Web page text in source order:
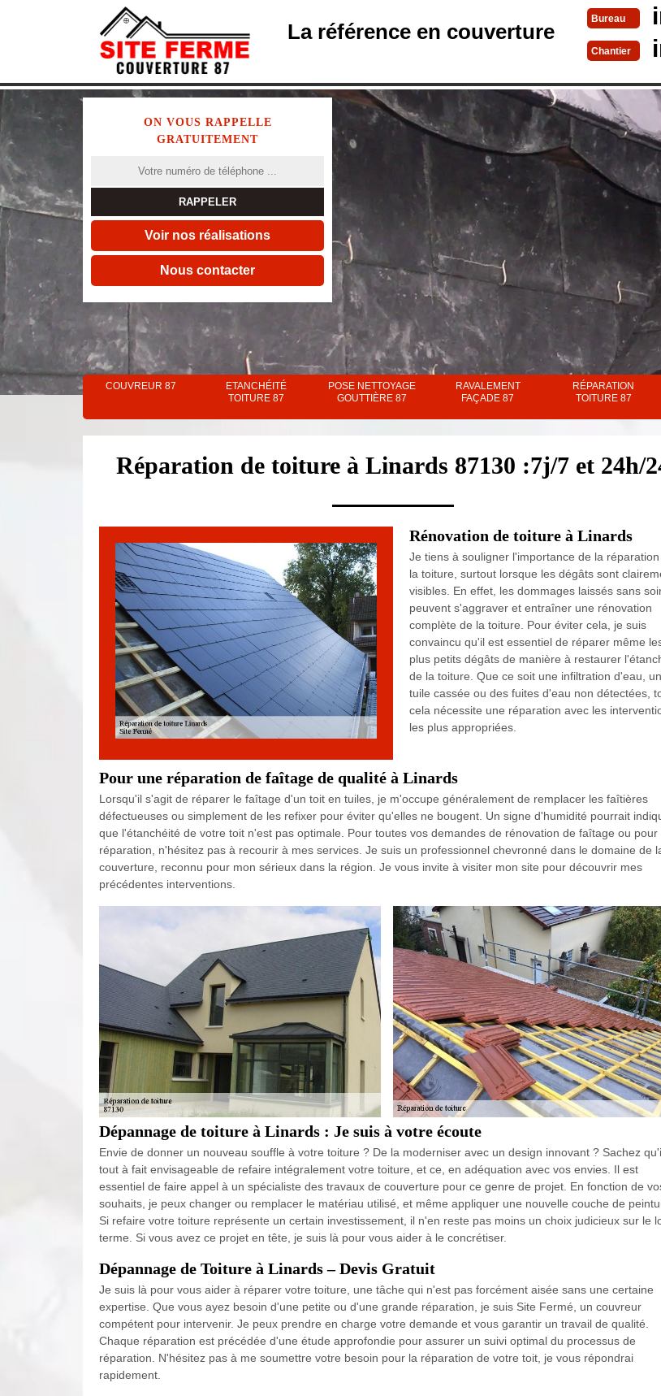
La référence en couverture
Bureau
Chantier
ON VOUS RAPPELLE
GRATUITEMENT
Voir nos réalisations
Nous contacter
COUVREUR 87
ETANCHÉITÉ
TOITURE 87
POSE NETTOYAGE
GOUTTIÈRE 87
RAVALEMENT
FAÇADE 87
RÉPARATION
TOITURE 87
Réparation de toiture à Linards 87130 :7j/7 et 24h/
Rénovation de toiture à Linards
Je tiens à souligner l'importance de la réparation
la toiture, surtout lorsque les dégâts sont
visibles. En effet, les dommages laissés sans
peuvent s'aggraver et entraîner une rénovation
complète de la toiture. Pour éviter cela, je suis
convaincu qu'il est essentiel de réparer même
plus petits dégâts de manière à restaurer
de la toiture. Que ce soit une infiltration d'eau,
tuile cassée ou des fuites d'eau non détectées,
cela nécessite une réparation avec les
les plus appropriées.
Pour une réparation de faîtage de qualité à Linards
Lorsqu'il s'agit de réparer le faîtage d'un toit en tuiles, je m'occupe généralement de remplacer les faîtières
défectueuses ou simplement de les refixer pour éviter qu'elles ne bougent. Un signe d'humidité pourrait
que l'étanchéité de votre toit n'est pas optimale. Pour toutes vos demandes de rénovation de faîtage ou pour
réparation, n'hésitez pas à recourir à mes services. Je suis un professionnel chevronné dans le domaine de
couverture, reconnu pour mon sérieux dans la région. Je vous invite à visiter mon site pour découvrir mes
précédentes interventions.
Dépannage de toiture à Linards : Je suis à votre écoute
Envie de donner un nouveau souffle à votre toiture ? De la moderniser avec un design innovant ? Sachez
tout à fait envisageable de refaire intégralement votre toiture, et ce, en adéquation avec vos envies. Il est
essentiel de faire appel à un spécialiste des travaux de couverture pour ce genre de projet. En fonction de
souhaits, je peux changer ou remplacer le matériau utilisé, et même appliquer une nouvelle couche de
Si refaire votre toiture représente un certain investissement, il n'en reste pas moins un choix judicieux sur le
terme. Si vous avez ce projet en tête, je suis là pour vous aider à le concrétiser.
Dépannage de Toiture à Linards – Devis Gratuit
Je suis là pour vous aider à réparer votre toiture, une tâche qui n'est pas forcément aisée sans une certaine
expertise. Que vous ayez besoin d'une petite ou d'une grande réparation, je suis Site Fermé, un couvreur
compétent pour intervenir. Je peux prendre en charge votre demande et vous garantir un travail de qualité.
Chaque réparation est précédée d'une étude approfondie pour assurer un suivi optimal du processus de
réparation. N'hésitez pas à me soumettre votre besoin pour la réparation de votre toit, je vous répondrai
rapidement.